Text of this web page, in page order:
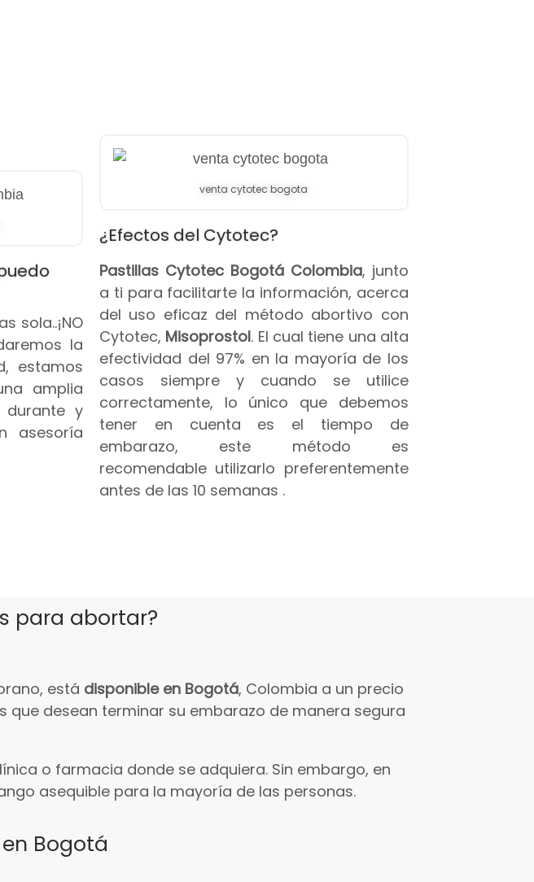
sola..¡NO
daremos la
estamos
amplia
durante y
asesoría
venta cytotec bogota
¿Efectos del Cytotec?
Pastillas Cytotec Bogotá Colombia, junto
a ti para facilitarte la información, acerca
del uso eficaz del método abortivo con
Cytotec, Misoprostol. El cual tiene una alta
efectividad del 97% en la mayoría de los
casos siempre y cuando se utilice
correctamente, lo único que debemos
tener en cuenta es el tiempo de
embarazo, este método es
recomendable utilizarlo preferentemente
antes de las 10 semanas .
para abortar?
está disponible en Bogotá, Colombia a un precio
que desean terminar su embarazo de manera segura
o farmacia donde se adquiera. Sin embargo, en
asequible para la mayoría de las personas.
Bogotá